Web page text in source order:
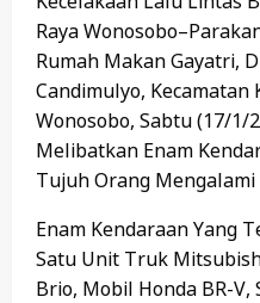
Raya
Rumah Makan Gayatri,
Candimulyo,
Wonosobo, Sabtu (17/1/
Melibatkan Enam
Tujuh Orang Mengalami
Enam Kendaraan Yang
Satu Unit Truk
Brio, Mobil Honda BR-V,